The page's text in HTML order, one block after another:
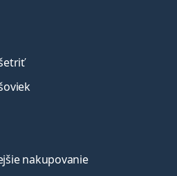
nakupovanie